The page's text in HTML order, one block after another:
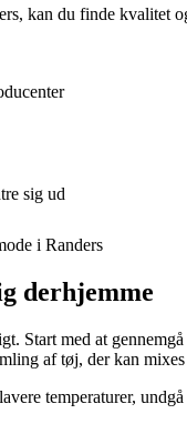
kan du finde
sig ud
i Randers
derhjemme
med at
af tøj, der kan
temperaturer,